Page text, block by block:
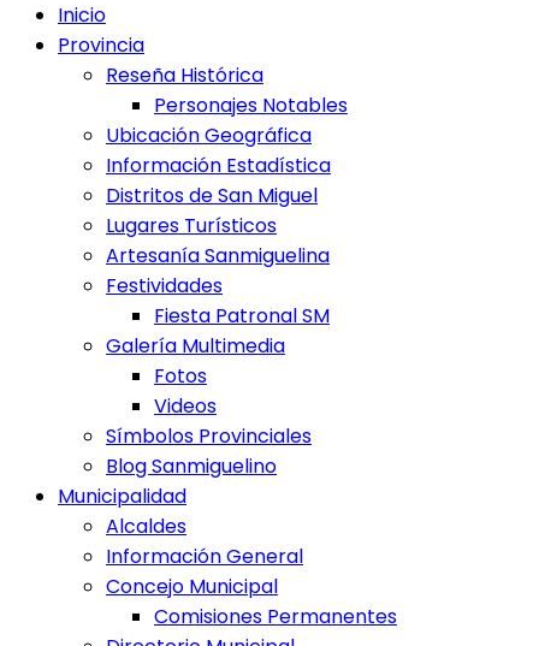
Inicio
Provincia
Reseña Histórica
Personajes Notables
Ubicación Geográfica
Información Estadística
Distritos de San Miguel
Lugares Turísticos
Artesanía Sanmiguelina
Festividades
Fiesta Patronal SM
Galería Multimedia
Fotos
Videos
Símbolos Provinciales
Blog Sanmiguelino
Municipalidad
Alcaldes
Información General
Concejo Municipal
Comisiones Permanentes